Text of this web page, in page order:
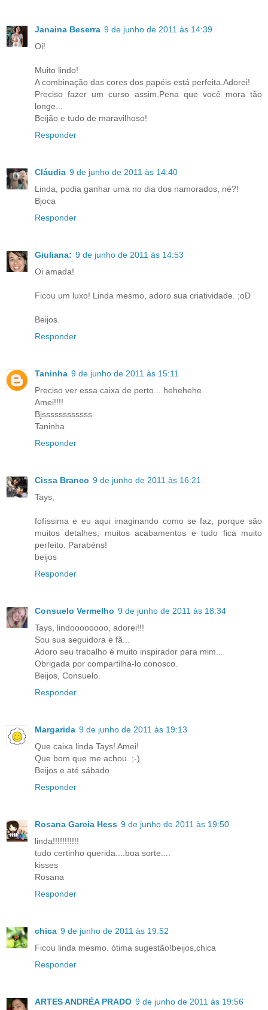
Janaina Beserra 9 de junho de 2011 às 14:39
Oi!
Muito lindo!
A combinação das cores dos papéis está perfeita.Adorei!
Preciso fazer um curso assim.Pena que você mora tão
longe...
Beijão e tudo de maravilhoso!
Responder
Cláudia 9 de junho de 2011 às 14:40
Linda, podia ganhar uma no dia dos namorados, né?!
Bjoca
Responder
Giuliana: 9 de junho de 2011 às 14:53
Oi amada!
Ficou um luxo! Linda mesmo, adoro sua criatividade. ;oD
Beijos.
Responder
Taninha 9 de junho de 2011 às 15:11
Preciso ver essa caixa de perto... hehehehe
Amei!!!!
Bjssssssssssss
Taninha
Responder
Cissa Branco 9 de junho de 2011 às 16:21
Tays,
fofíssima e eu aqui imaginando como se faz, porque são
muitos detalhes, muitos acabamentos e tudo fica muito
perfeito. Parabéns!
beijos
Responder
Consuelo Vermelho 9 de junho de 2011 às 18:34
Tays, lindoooooooo, adorei!!!
Sou sua seguidora e fã...
Adoro seu trabalho é muito inspirador para mim...
Obrigada por compartilha-lo conosco.
Beijos, Consuelo.
Responder
Margarida 9 de junho de 2011 às 19:13
Que caixa linda Tays! Amei!
Que bom que me achou. ;-)
Beijos e até sábado
Responder
Rosana Garcia Hess 9 de junho de 2011 às 19:50
linda!!!!!!!!!!!
tudo certinho querida....boa sorte....
kisses
Rosana
Responder
chica 9 de junho de 2011 às 19:52
Ficou linda mesmo. ótima sugestão!beijos,chica
Responder
ARTES ANDRÉA PRADO 9 de junho de 2011 às 19:56